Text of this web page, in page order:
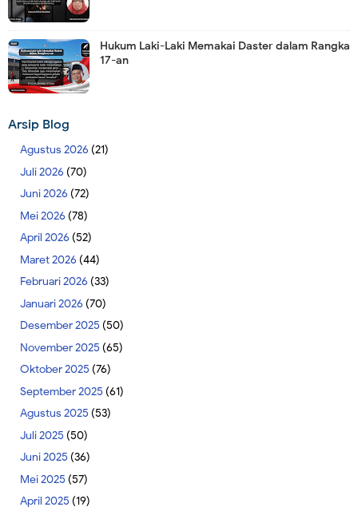
Hukum Laki-Laki Memakai Daster dalam Rangka
17-an
Arsip Blog
Agustus 2026 (21)
Juli 2026 (70)
Juni 2026 (72)
Mei 2026 (78)
April 2026 (52)
Maret 2026 (44)
Februari 2026 (33)
Januari 2026 (70)
Desember 2025 (50)
November 2025 (65)
Oktober 2025 (76)
September 2025 (61)
Agustus 2025 (53)
Juli 2025 (50)
Juni 2025 (36)
Mei 2025 (57)
April 2025 (19)